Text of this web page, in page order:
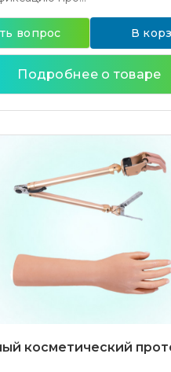
вопрос В
Подробнее о товаре
косметический